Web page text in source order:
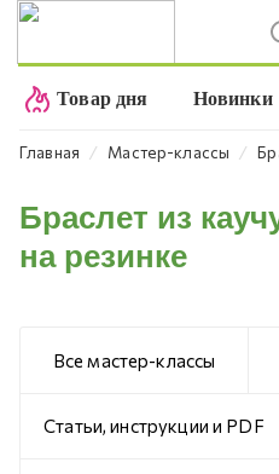
Товар дня Новинки
Главная ⁄ Мастер-классы ⁄
Браслет из
на резинке
Все мастер-классы
Статьи, инструкции и PDF